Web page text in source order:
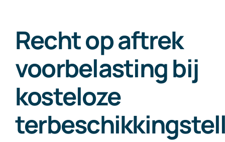
Exact Online
Neem contact op!
Recht op aftrek
voorbelasting bij
kosteloze